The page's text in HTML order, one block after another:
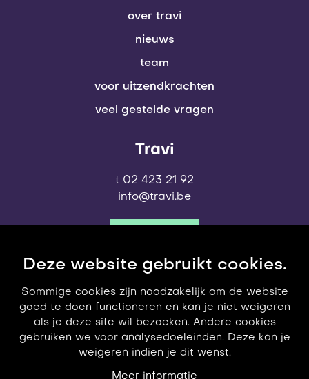
over travi
nieuws
team
voor uitzendkrachten
veel gestelde vragen
Travi
t 02 423 21 92
info@travi.be
© 2006-2026 Travi privacy policy
Deze website gebruikt cookies.
Sommige cookies zijn noodzakelijk om de website
goed te doen functioneren en kan je niet weigeren
als je deze site wil bezoeken. Andere cookies
gebruiken we voor analysedoeleinden. Deze kan je
weigeren indien je dit wenst.
Meer informatie